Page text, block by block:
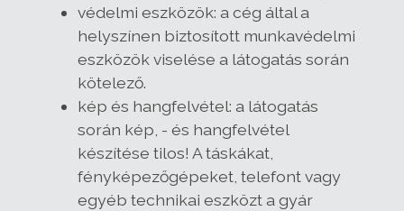
védelmi eszközök: a cég által a
helyszínen biztosított munkavédelmi
eszközök viselése a látogatás során
kötelező.
kép és hangfelvétel: a látogatás
során kép, - és hangfelvétel
készítése tilos! A táskákat,
fényképezőgépeket, telefont vagy
egyéb technikai eszközt a gyár